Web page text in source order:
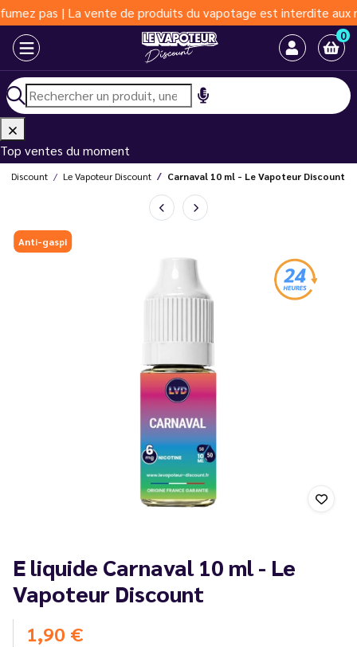
| La vente de produits du vapotage est interdite aux moins
0
Top ventes du moment
Discount Le Vapoteur Discount Carnaval 10 ml - Le Vapoteur Discount
Anti-gaspi
E liquide Carnaval 10 ml - Le
Vapoteur Discount
1,90 €